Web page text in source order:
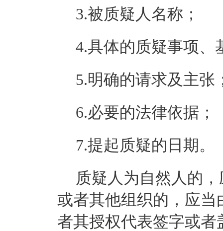
3.被质疑人名称；
4.具体的质疑事项、
5.明确的请求及主张
6.必要的法律依据；
7.提起质疑的日期。
质疑人为自然人的
或者其他组织的，应
者其授权代表签字或